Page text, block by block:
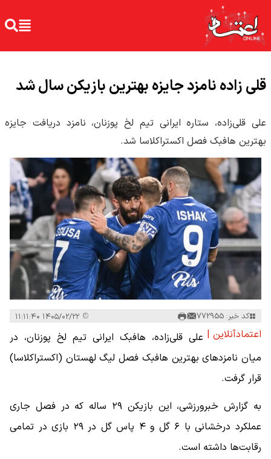
قلی زاده نامزد جایزه بهترین بازیکن سال شد
علی قلی‌زاده، ستاره ایرانی تیم لخ پوزنان، نامزد دریافت جایزه
بهترین هافبک فصل اکستراکلاسا شد.
کد خبر: 772955
اعتمادآنلاین | علی قلی‌زاده، هافبک ایرانی تیم لخ پوزنان، در
میان نامزدهای بهترین هافبک فصل لیگ لهستان (اکستراکلاسا)
قرار گرفت.
به گزارش خبرورزشی، این بازیکن ۲۹ ساله که در فصل جاری
عملکرد درخشانی با ۶ گل و ۴ پاس گل در ۲۹ بازی در تمامی
رقابت‌ها داشته است.